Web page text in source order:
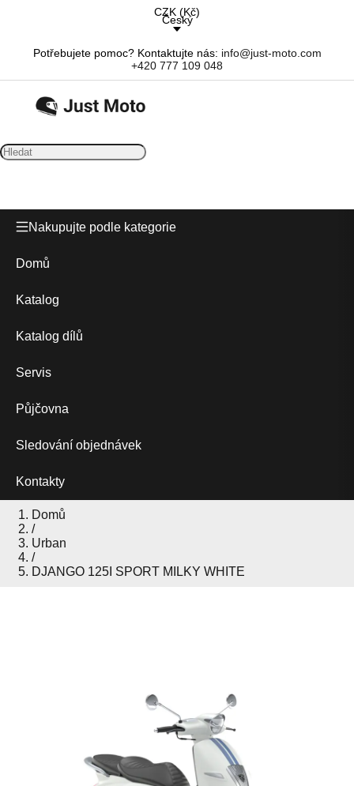
CZK (Kč)
Český
Potřebujete pomoc? Kontaktujte nás: info@just-moto.com
+420 777 109 048
Nakupujte podle kategorie
Domů
Katalog
Katalog dílů
Servis
Půjčovna
Sledování objednávek
Kontakty
Domů
/
Urban
/
DJANGO 125I SPORT MILKY WHITE